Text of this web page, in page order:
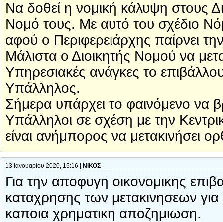
Να δοθεί η νομική κάλυψη στους
Νομό τους. Με αυτό του σχέδιο
αφού ο Περιφερειάρχης παίρνει
Μάλιστα ο Διοικητής Νομού να
Υπηρεσιακές ανάγκες το
Υπάλληλος.
Σήμερα υπάρχει το φαινόμενο να
Υπάλληλοι σε σχέση με την
είναι ανήμπορος να μετακινήσει
13 Ιανουαρίου 2020, 15:16 | ΝΙΚΟΣ
Για την αποφυγη οικονομικης
καταχρησης των μετακινησεων
καποια χρηματικη αποζημιωση.